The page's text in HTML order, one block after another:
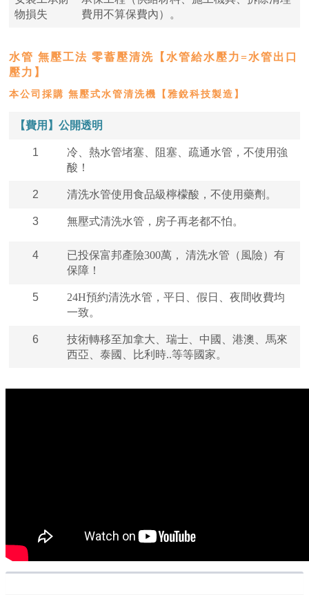
物損失
費用不算保費內）。
水管 無壓工法 零蓄壓清洗【水管給水壓力=水管出口
壓力】
本公司採購 無壓式水管清洗機 【雅銳科技製造】
【費用】公開透明
1 冷、熱水管堵塞、阻塞、疏通水管，不使用強
酸！
2 清洗水管使用食品級檸檬酸，不使用藥劑。
3 無壓式清洗水管，房子再老都不怕。
4
已投保富邦產險300萬， 清洗水管（風險）有
保障！
5
24H預約清洗水管，平日、假日、夜間收費均
一致。
6
技術轉移至加拿大、瑞士、中國、港澳、馬來
西亞、泰國、比利時..等等國家。